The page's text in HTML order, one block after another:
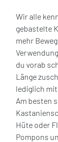
Wir alle
gebastelte
mehr
du vorab
Länge
lediglich
Am besten
Hüte oder
Pompons